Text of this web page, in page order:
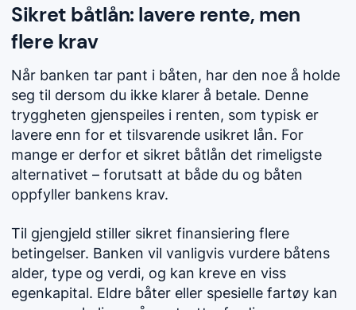
Sikret båtlån: lavere rente, men
flere krav
Når banken tar pant i båten, har den noe å holde
seg til dersom du ikke klarer å betale. Denne
tryggheten gjenspeiles i renten, som typisk er
lavere enn for et tilsvarende usikret lån. For
mange er derfor et sikret båtlån det rimeligste
alternativet – forutsatt at både du og båten
oppfyller bankens krav.
Til gjengjeld stiller sikret finansiering flere
betingelser. Banken vil vanligvis vurdere båtens
alder, type og verdi, og kan kreve en viss
egenkapital. Eldre båter eller spesielle fartøy kan